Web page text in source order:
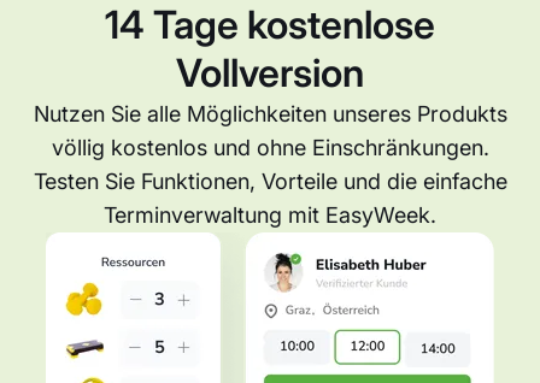
14 Tage kostenlose
Vollversion
Nutzen Sie alle Möglichkeiten unseres Produkts
völlig kostenlos und ohne Einschränkungen.
Testen Sie Funktionen, Vorteile und die einfache
Terminverwaltung mit EasyWeek.